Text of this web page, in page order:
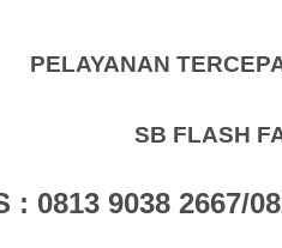
PELAYANAN
SB FLASH
0813 9038 2667/